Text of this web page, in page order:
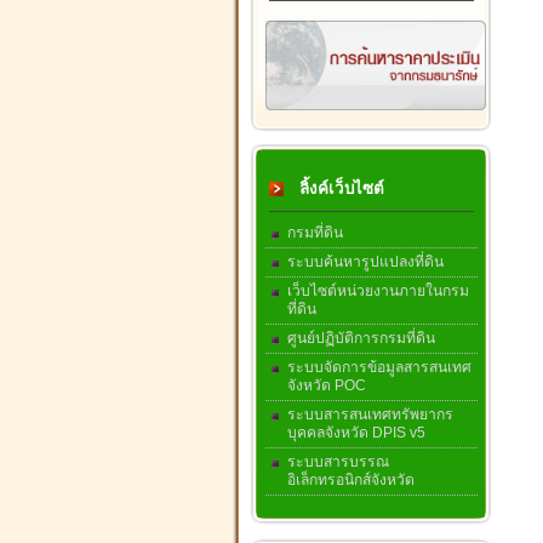
ลิ้งค์เว็บไซต์
กรมที่ดิน
ระบบค้นหารูปแปลงที่ดิน
เว็บไซต์หน่วยงานภายในกรม
ที่ดิน
ศูนย์ปฏิบัติการกรมที่ดิน
ระบบจัดการข้อมูลสารสนเทศ
จังหวัด POC
ระบบสารสนเทศทรัพยากร
บุคคลจังหวัด DPIS v5
ระบบสารบรรณ
อิเล็กทรอนิกส์จังหวัด